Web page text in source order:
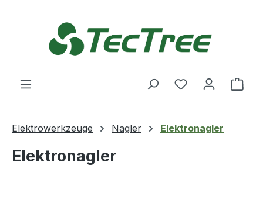
Du hast 0
Elektrowerkzeuge Nagler Elektronagler
Elektronagler